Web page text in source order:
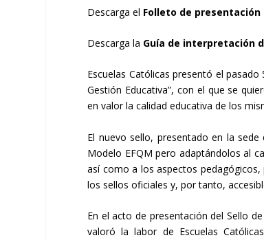
Descarga el Folleto de presentación
Descarga la Guía de interpretación
Escuelas Católicas presentó el pasado
Gestión Educativa”, con el que se
en valor la calidad educativa de los
El nuevo sello, presentado en la
Modelo EFQM pero adaptándolos al
así como a los aspectos
los sellos oficiales y, por tanto,
En el acto de presentación del Sello
valoró la labor de Escuelas